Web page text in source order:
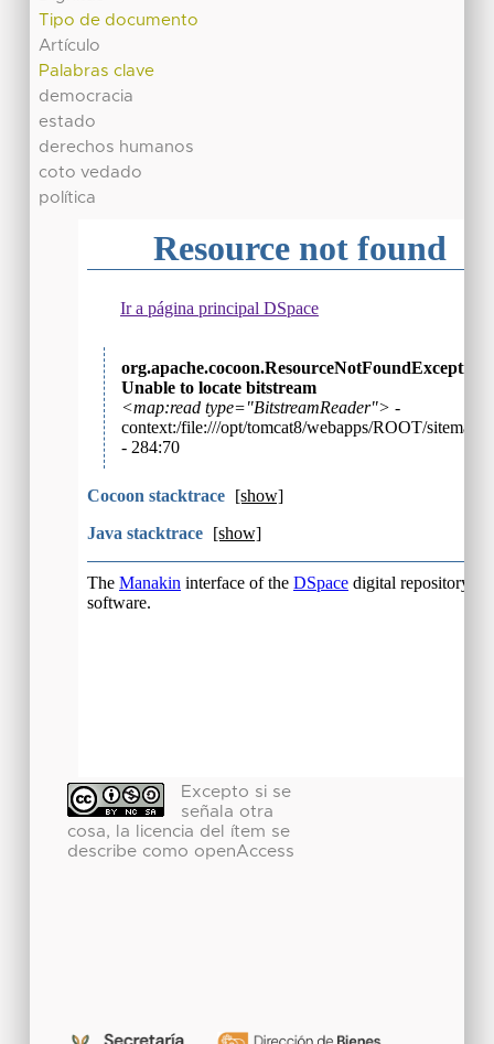
Tipo de documento
Artículo
Palabras clave
democracia
estado
derechos humanos
coto vedado
política
Excepto si se
señala otra
cosa, la licencia del ítem se
describe como openAccess